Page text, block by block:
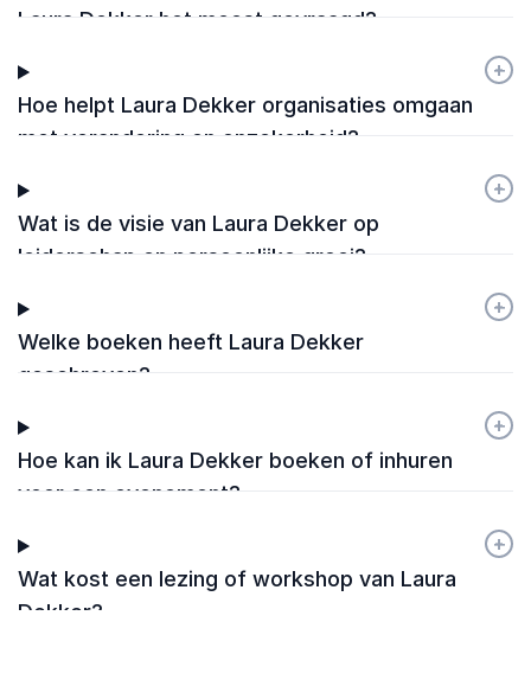
Laura Dekker het meest gevraagd?
Hoe helpt Laura Dekker organisaties omgaan
met verandering en onzekerheid?
+
-
Wat is de visie van Laura Dekker op
leiderschap en persoonlijke groei?
+
-
Welke boeken heeft Laura Dekker
geschreven?
+
-
Hoe kan ik Laura Dekker boeken of inhuren
voor een evenement?
+
-
Wat kost een lezing of workshop van Laura
Dekker?
+
-